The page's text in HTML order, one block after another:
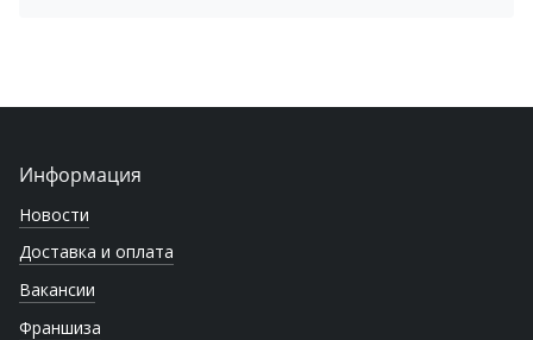
Информация
Новости
Доставка и оплата
Вакансии
Франшиза